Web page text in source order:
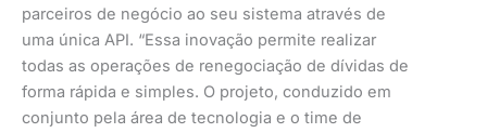
parceiros de negócio ao seu sistema através de
uma única API. “Essa inovação permite realizar
todas as operações de renegociação de dívidas de
forma rápida e simples. O projeto, conduzido em
conjunto pela área de tecnologia e o time de